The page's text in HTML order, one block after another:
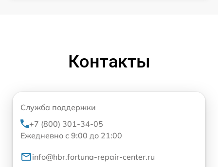
Контакты
Служба поддержки
+7 (800) 301-34-05
Ежедневно с 9:00 до 21:00
info@hbr.fortuna-repair-center.ru